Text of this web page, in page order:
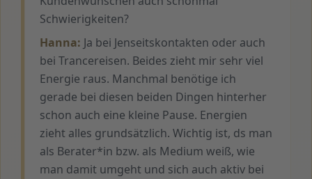
Schwierigkeiten?
Hanna: Ja bei Jenseitskontakten oder auch
bei Trancereisen. Beides zieht mir sehr viel
Energie raus. Manchmal benötige ich
gerade bei diesen beiden Dingen hinterher
schon auch eine kleine Pause. Energien
zieht alles grundsätzlich. Wichtig ist, ds man
als Berater*in bzw. als Medium weiß, wie
man damit umgeht und sich auch aktiv bei